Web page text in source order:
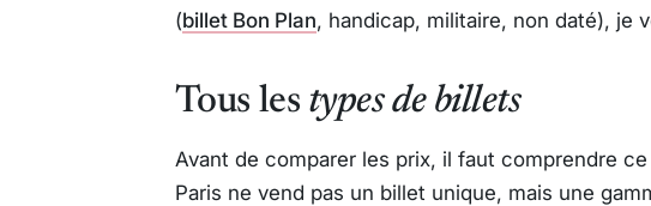
(billet Bon Plan, handicap, militaire, non daté), je
Tous les types de billets
Avant de comparer les prix, il faut comprendre
Paris ne vend pas un billet unique, mais une